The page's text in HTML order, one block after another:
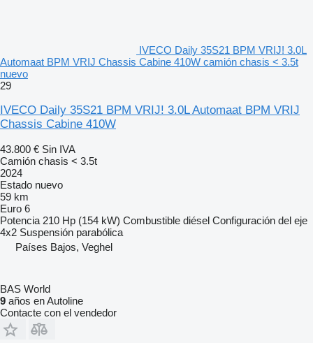
IVECO Daily 35S21 BPM VRIJ! 3.0L
Automaat BPM VRIJ Chassis Cabine 410W camión chasis < 3.5t
nuevo
29
IVECO Daily 35S21 BPM VRIJ! 3.0L Automaat BPM VRIJ
Chassis Cabine 410W
43.800 € Sin IVA
Camión chasis < 3.5t
2024
Estado nuevo
59 km
Euro 6
Potencia 210 Hp (154 kW) Combustible diésel Configuración del eje
4x2 Suspensión parabólica
Países Bajos, Veghel
BAS World
9 años en Autoline
Contacte con el vendedor